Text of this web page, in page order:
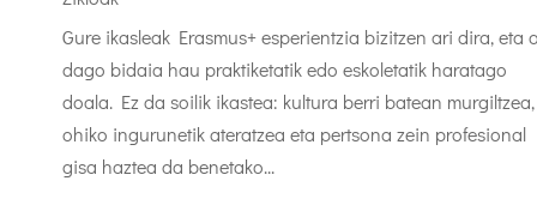
Gure ikasleak Erasmus+ esperientzia bizitzen ari dira, eta
dago bidaia hau praktiketatik edo eskoletatik haratago
doala. Ez da soilik ikastea: kultura berri batean murgiltzea,
ohiko ingurunetik ateratzea eta pertsona zein profesional
gisa haztea da benetako...